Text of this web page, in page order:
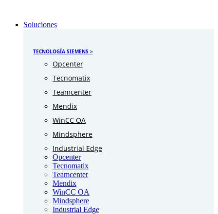
Soluciones
TECNOLOGÍA SIEMENS >
Opcenter
Tecnomatix
Teamcenter
Mendix
WinCC OA
Mindsphere
Industrial Edge
Opcenter
Tecnomatix
Teamcenter
Mendix
WinCC OA
Mindsphere
Industrial Edge